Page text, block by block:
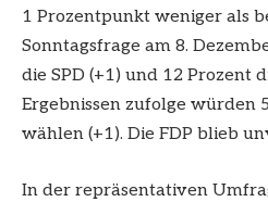
1 Prozentpunkt weniger als
Sonntagsfrage am 8.
die SPD (+1) und 12 Prozent
Ergebnissen zufolge würden
wählen (+1). Die FDP blieb
In der repräsentativen